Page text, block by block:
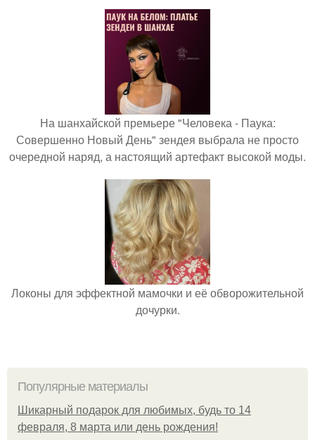
На шанхайской премьере "Человека - Паука:
Совершенно Новый День" зендея выбрала не просто
очередной наряд, а настоящий артефакт высокой моды.
Локоны для эффектной мамочки и её обворожительной
дочурки.
Популярные материалы
Шикарный подарок для любимых, будь то 14
февраля, 8 марта или день рождения!